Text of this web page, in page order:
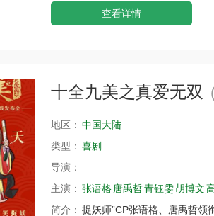
查看详情
十全九美之真爱无双
地区： 中国大陆
类型： 喜剧
导演：
主演： 张语格 唐禹哲青钰雯胡博文
简介： 捉妖师”CP张语格、唐禹哲领